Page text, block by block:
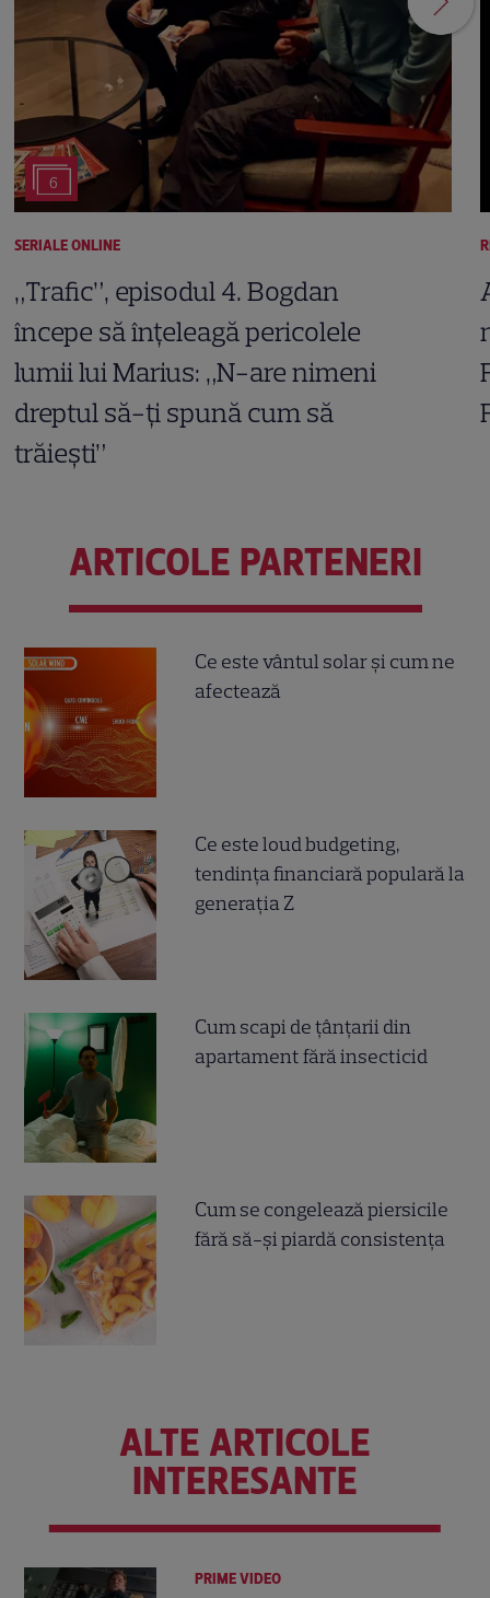
6
SERIALE ONLINE
„Trafic”, episodul 4. Bogdan
începe să înțeleagă pericolele
lumii lui Marius: „N-are nimeni
dreptul să-ți spună cum să
trăiești”
ARTICOLE PARTENERI
Ce este vântul solar și cum ne
afectează
Ce este loud budgeting,
tendința financiară populară la
generația Z
Cum scapi de țânțarii din
apartament fără insecticid
Cum se congelează piersicile
fără să-și piardă consistența
ALTE ARTICOLE
INTERESANTE
PRIME VIDEO